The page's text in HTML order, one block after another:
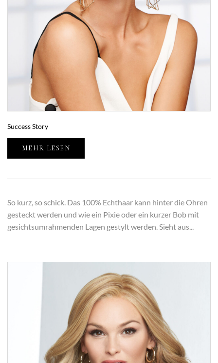
Success Story
MEHR LESEN
So kurz, so schick. Das 100% Echthaar kann hinter die Ohren
gesteckt werden und wie ein Pixie oder ein kurzer Bob mit
gesichtsumrahmenden Lagen gestylt werden. Sieht aus...